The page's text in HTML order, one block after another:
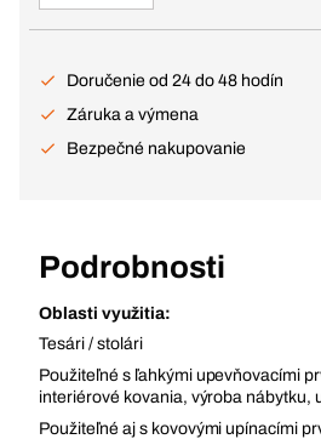
Doručenie od 24 do 48 hodín
Záruka a výmena
Bezpečné nakupovanie
Podrobnosti
Oblasti využitia:
Tesári / stolári
Použiteľné s ľahkými upevňovacími
interiérové kovania, výroba nábytku,
Použiteľné aj s kovovými upínacími